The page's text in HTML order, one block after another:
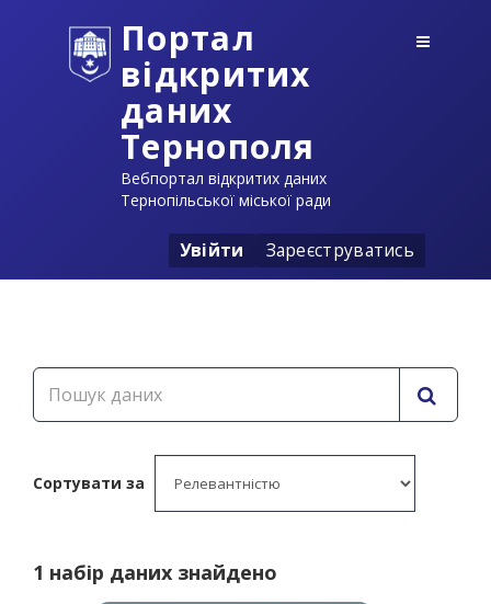
Портал
відкритих
даних
Тернополя
Вебпортал відкритих даних
Тернопільської міської ради
Увійти Зареєструватись
Сортувати за
1 набір даних знайдено